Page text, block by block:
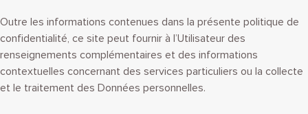
Outre les informations contenues dans la présente politique de
confidentialité, ce site peut fournir à l’Utilisateur des
renseignements complémentaires et des informations
contextuelles concernant des services particuliers ou la collecte
et le traitement des Données personnelles.